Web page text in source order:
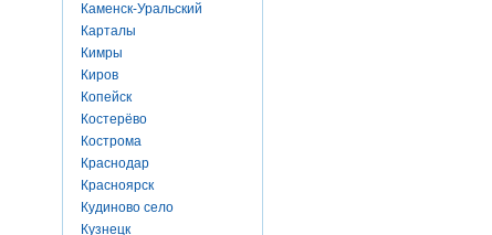
Каменск-Уральский
Карталы
Кимры
Киров
Копейск
Костерёво
Кострома
Краснодар
Красноярск
Кудиново село
Кузнецк